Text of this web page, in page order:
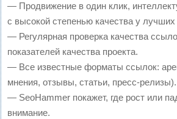
— Продвижение в один клик,
с высокой степенью качества у
— Регулярная проверка качества
показателей качества проекта.
— Все известные форматы ссылок:
мнения, отзывы, статьи, пресс-релизы).
— SeoHammer покажет, где рост или
внимание.